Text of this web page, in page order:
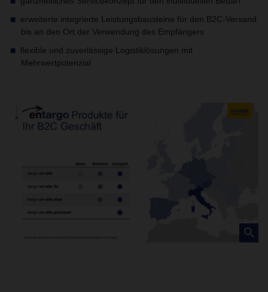
erweiterte integrierte Leistungsbausteine für den B2C-Versand
bis an den Ort der Verwendung des Empfängers
flexible und zuverlässige Logistiklösungen mit
Mehrwertpotenzial